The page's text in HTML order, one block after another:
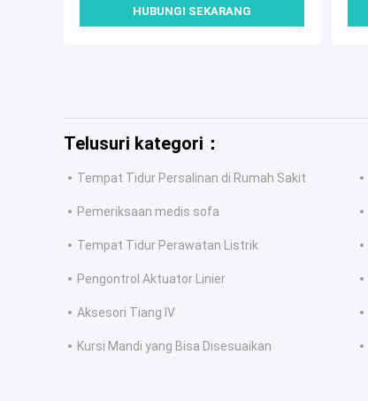
HUBUNGI SEKARANG
Telusuri kategori：
Tempat Tidur Persalinan di Rumah Sakit
Pemeriksaan medis sofa
Tempat Tidur Perawatan Listrik
Pengontrol Aktuator Linier
Aksesori Tiang IV
Kursi Mandi yang Bisa Disesuaikan